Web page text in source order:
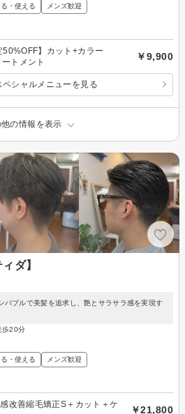
・使える メンズ歓迎
50%OFF】カット+カラー
トメント
￥9,900
ペシャルメニューを見る
他の情報を表示
ダ】
バブルで美髪を追求し、艶とサラサラ感を実現す
歩20分
・使える メンズ歓迎
改善縮毛矯正S＋カット＋ケ
￥21,800